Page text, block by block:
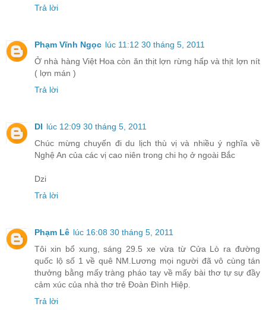
Trả lời
Phạm Vĩnh Ngọc lúc 11:12 30 tháng 5, 2011
Ở nhà hàng Việt Hoa còn ăn thịt lợn rừng hấp và thịt lợn nít
( lợn mán )
Trả lời
DI lúc 12:09 30 tháng 5, 2011
Chúc mừng chuyến đi du lịch thù vị và nhiều ý nghĩa về
Nghệ An của các vị cao niên trong chi họ ở ngoài Bắc
Dzi
Trả lời
Phạm Lê lúc 16:08 30 tháng 5, 2011
Tôi xin bổ xung, sáng 29.5 xe vừa từ Cửa Lò ra đường
quốc lộ số 1 về quê NM.Lương mọi người đã vô cùng tán
thưởng bằng mấy tràng pháo tay về mấy bài thơ tự sự đầy
cảm xúc của nhà thơ trẻ Đoàn Đình Hiệp.
Trả lời